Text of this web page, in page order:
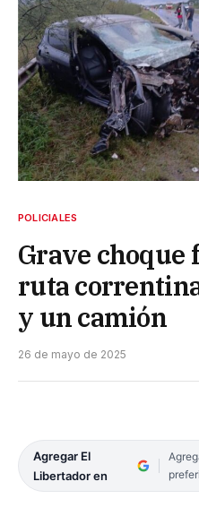
POLICIALES
Grave choque
ruta
y un camión
26 de mayo de 2025
Agregar El
Libertador en